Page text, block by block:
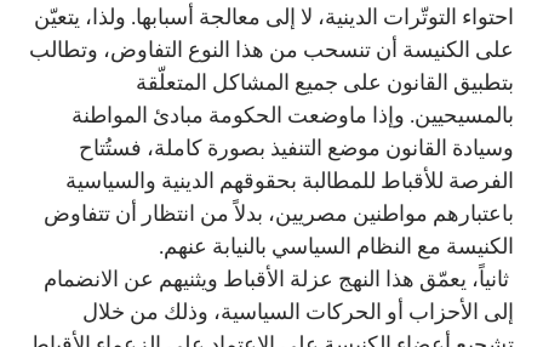
احتواء التوتّرات الدينية، لا إلى معالجة أسبابها. ولذا، يتعيّن
على الكنيسة أن تنسحب من هذا النوع التفاوض، وتطالب
بتطبيق القانون على جميع المشاكل المتعلّقة
بالمسيحيين. وإذا ماوضعت الحكومة مبادئ المواطنة
وسيادة القانون موضع التنفيذ بصورة كاملة، فستُتاح
الفرصة للأقباط للمطالبة بحقوقهم الدينية والسياسية
باعتبارهم مواطنين مصريين، بدلاً من انتظار أن تتفاوض
الكنيسة مع النظام السياسي بالنيابة عنهم.
ثانياً، يعمّق هذا النهج عزلة الأقباط ويثنيهم عن الانضمام
إلى الأحزاب أو الحركات السياسية، وذلك من خلال